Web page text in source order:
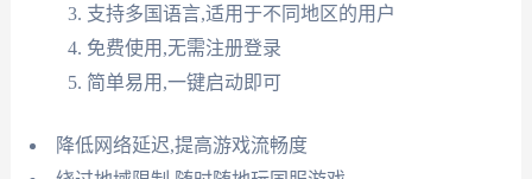
支持多国语言,适用于不同地区的用户
免费使用,无需注册登录
简单易用,一键启动即可
降低网络延迟,提高游戏流畅度